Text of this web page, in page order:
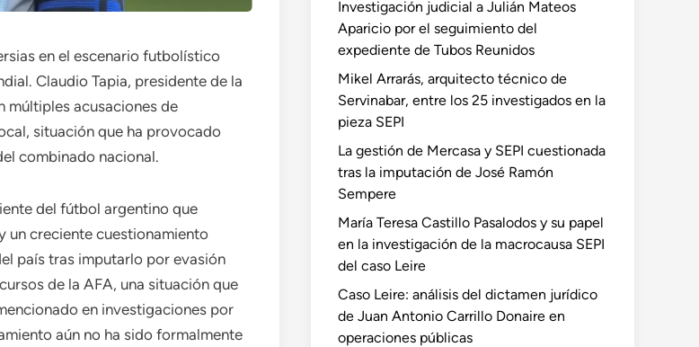
en el escenario futbolístico
Claudio Tapia, presidente de la
múltiples acusaciones de
situación que ha provocado
combinado nacional.
del fútbol argentino que
un creciente cuestionamiento
país tras imputarlo por evasión
de la AFA, una situación que
en investigaciones por
aún no ha sido formalmente
Investigación judicial a Julián Mateos
Aparicio por el seguimiento del
expediente de Tubos Reunidos
Mikel Arrarás, arquitecto técnico de
Servinabar, entre los 25 investigados en la
pieza SEPI
La gestión de Mercasa y SEPI cuestionada
tras la imputación de José Ramón
Sempere
María Teresa Castillo Pasalodos y su papel
en la investigación de la macrocausa SEPI
del caso Leire
Caso Leire: análisis del dictamen jurídico
de Juan Antonio Carrillo Donaire en
operaciones públicas